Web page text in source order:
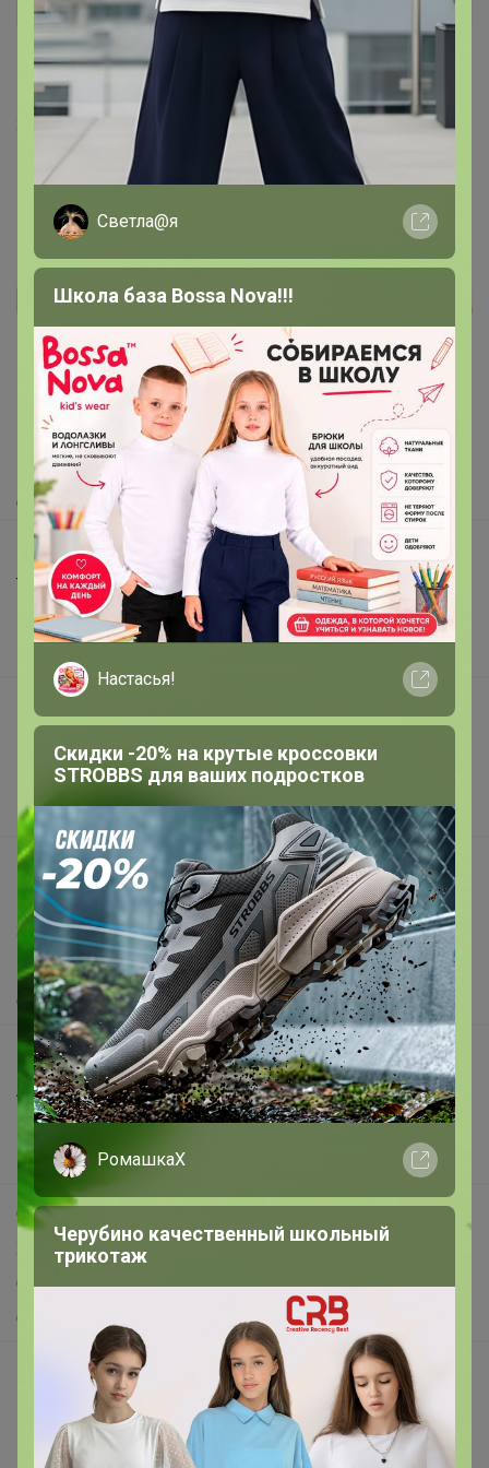
Igarka Автор уже получил заказ!
На мой взгляд все таки большемерят. Плотные. В
целом понравились!
26 августа, 2025 12:02
Как здесь все устроено?
Как сделать заказ?
Как получить?
Доставка
Шоурумы
Торговые марки
Наша команда
Подарочные сертификаты
Реклама на сайте
Поставщикам
Вакансии
support@24-ok.ru
Написать в поддержку
Защита покупателя
Помощь
О нас
Все предложения
Анонсы
Новости
Поддержка альпак
Самое выгодное
Хиты продаж
Самое желанное
Самое быстрое
Начать зарабатывать с 24-ok
Picabox.ru - Лучшее место для ваших изображений
Розыгрыш - Генератор случайных чисел
Светла@я
Школа база Bossa Nova!!!
Настасья!
Скидки -20% на крутые кроссовки
STROBBS для ваших подростков
РомашкаХ
Черубино качественный школьный
трикотаж